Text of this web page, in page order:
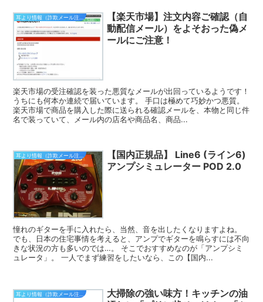
耳より情報（詐欺メール注意報）
【楽天市場】注文内容ご確認（自
動配信メール）をよそおった偽メ
ールにご注意！
楽天市場の受注確認を装った悪質なメールが出回っているようです！
うちにも何本か連続で届いています。 手口は極めて巧妙かつ悪質。
楽天市場で商品を購入した際に送られる確認メールを、本物と同じ件
名で装っていて、メール内の店名や商品名、商品...
耳より情報（詐欺メール注意報）
【国内正規品】 Line6 (ライン6)
アンプシミュレーター POD 2.0
憧れのギターを手に入れたら、当然、音を出したくなりますよね。
でも、日本の住宅事情を考えると、アンプでギターを鳴らすには不向
きな状況の方も多いのでは…。 そこでおすすめなのが「アンプシミ
ュレータ」。 一人でまず練習をしたいなら、この【国内...
大掃除の強い味方！キッチンの油